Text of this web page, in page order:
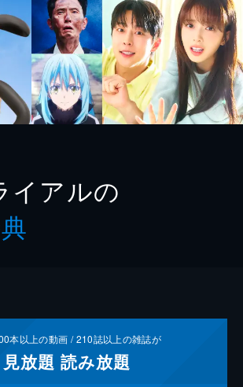
イアルの
本以上の動画 /210誌以上の雑誌が
見放題 読み放題